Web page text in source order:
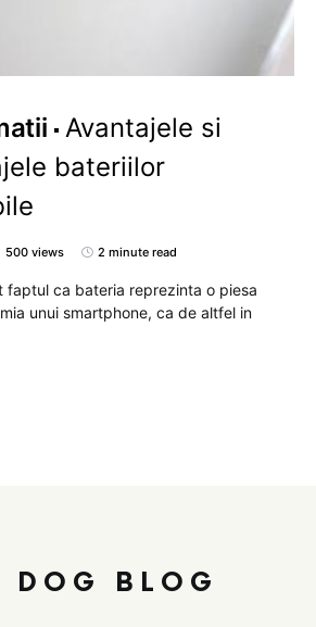
Avantajele si
bateriilor
500 views 2 minute read
faptul ca bateria reprezinta o piesa
unui smartphone, ca de altfel in
DOG BLOG